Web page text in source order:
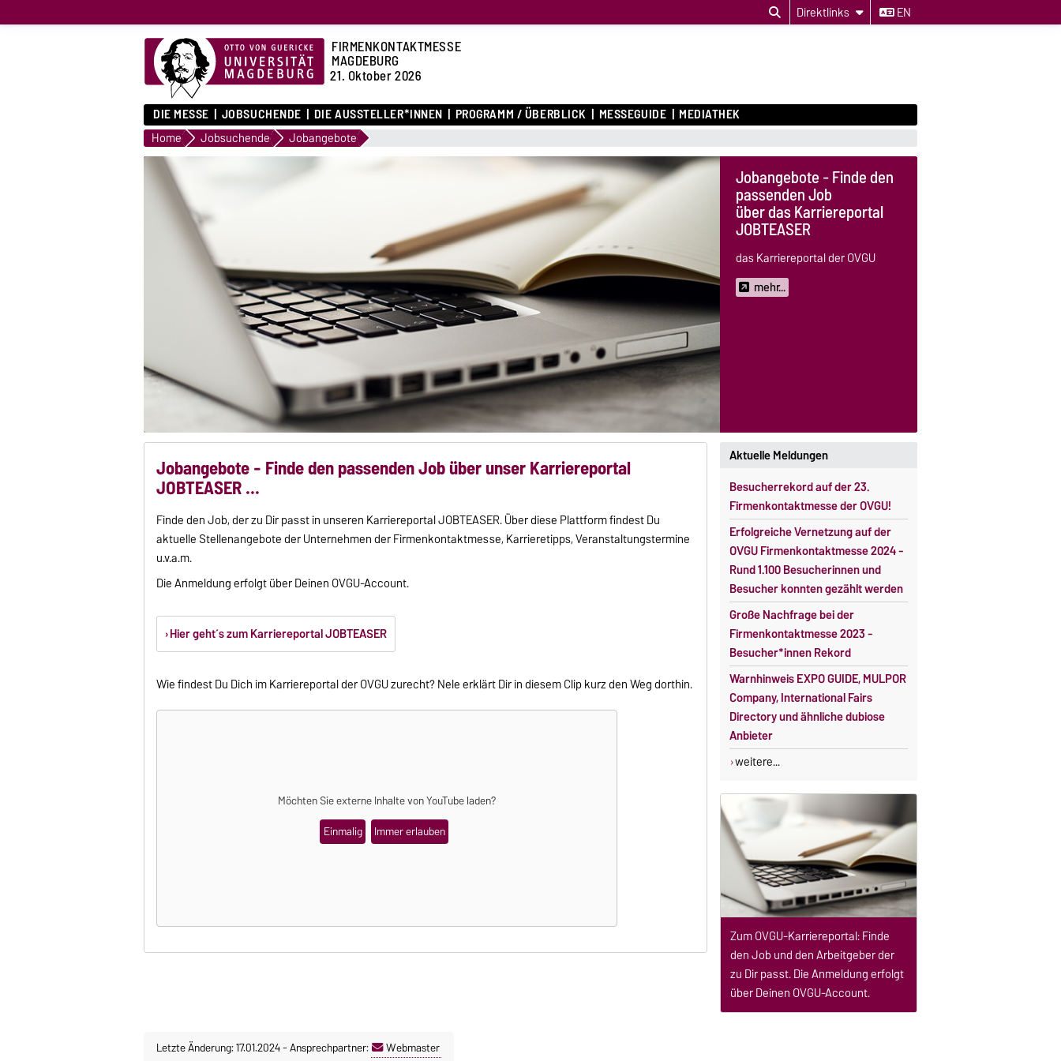
Direktlinks EN
FIRMENKONTAKTMESSE
MAGDEBURG
21. Oktober 2026
DIE MESSE JOBSUCHENDE DIE AUSSTELLER*INNEN PROGRAMM / ÜBERBLICK MESSEGUIDE MEDIATHEK
Home Jobsuchende Jobangebote
Jobangebote - Finde den
passenden Job
über das Karriereportal
JOBTEASER
das Karriereportal der OVGU
mehr...
Jobangebote - Finde den passenden Job über unser Karriereportal
JOBTEASER ...
Finde den Job, der zu Dir passt in unseren Karriereportal JOBTEASER. Über diese Plattform findest Du
aktuelle Stellenangebote der Unternehmen der Firmenkontaktmesse, Karrieretipps, Veranstaltungstermine
u.v.a.m.
Die Anmeldung erfolgt über Deinen OVGU-Account.
Hier geht´s zum Karriereportal JOBTEASER
Wie findest Du Dich im Karriereportal der OVGU zurecht? Nele erklärt Dir in diesem Clip kurz den Weg dorthin.
Möchten Sie externe Inhalte vonYouTubeladen?
Einmalig
Immer erlauben
Aktuelle Meldungen
Besucherrekord auf der 23.
Firmenkontaktmesse der OVGU!
Erfolgreiche Vernetzung auf der
OVGU Firmenkontaktmesse 2024 -
Rund 1.100 Besucherinnen und
Besucher konnten gezählt werden
Große Nachfrage bei der
Firmenkontaktmesse 2023 -
Besucher*innen Rekord
Warnhinweis EXPO GUIDE, MULPOR
Company, International Fairs
Directory und ähnliche dubiose
Anbieter
weitere...
Zum OVGU-Karriereportal: Finde
den Job und den Arbeitgeber der
zu Dir passt. Die Anmeldung erfolgt
über Deinen OVGU-Account.
Letzte Änderung: 17.01.2024-Ansprechpartner: Webmaster